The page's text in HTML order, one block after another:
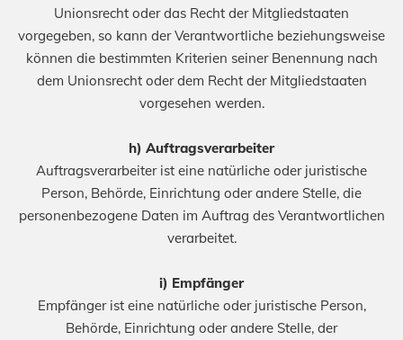
Unionsrecht oder das Recht der Mitgliedstaaten
vorgegeben, so kann der Verantwortliche beziehungsweise
können die bestimmten Kriterien seiner Benennung nach
dem Unionsrecht oder dem Recht der Mitgliedstaaten
vorgesehen werden.
h) Auftragsverarbeiter
Auftragsverarbeiter ist eine natürliche oder juristische
Person, Behörde, Einrichtung oder andere Stelle, die
personenbezogene Daten im Auftrag des Verantwortlichen
verarbeitet.
i) Empfänger
Empfänger ist eine natürliche oder juristische Person,
Behörde, Einrichtung oder andere Stelle, der